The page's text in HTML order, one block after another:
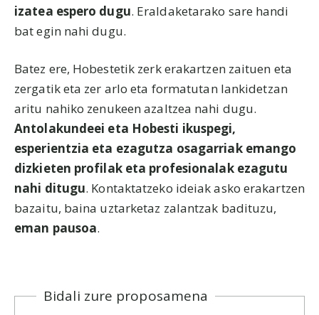
izatea espero dugu. Eraldaketarako sare handi
bat egin nahi dugu.
Batez ere, Hobestetik zerk erakartzen zaituen eta
zergatik eta zer arlo eta formatutan lankidetzan
aritu nahiko zenukeen azaltzea nahi dugu.
Antolakundeei eta Hobesti ikuspegi,
esperientzia eta ezagutza osagarriak emango
dizkieten profilak eta profesionalak ezagutu
nahi ditugu. Kontaktatzeko ideiak asko erakartzen
bazaitu, baina uztarketaz zalantzak badituzu,
eman pausoa.
Bidali zure proposamena